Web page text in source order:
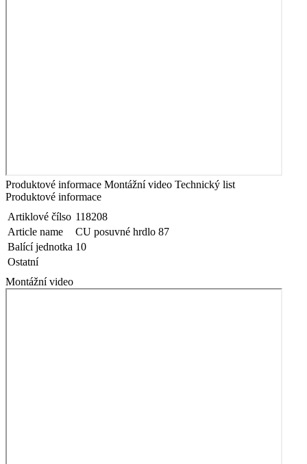
Produktové informace Montážní video Technický list
Produktové informace
Artiklové čílso 118208
Article name
CU posuvné hrdlo 87
Balící jednotka 10
Ostatní
Montážní video